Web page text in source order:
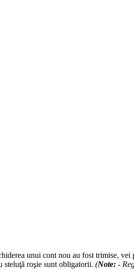
unui cont nou au fost trimise,
steluţă roşie sunt obligatorii. (Note: -